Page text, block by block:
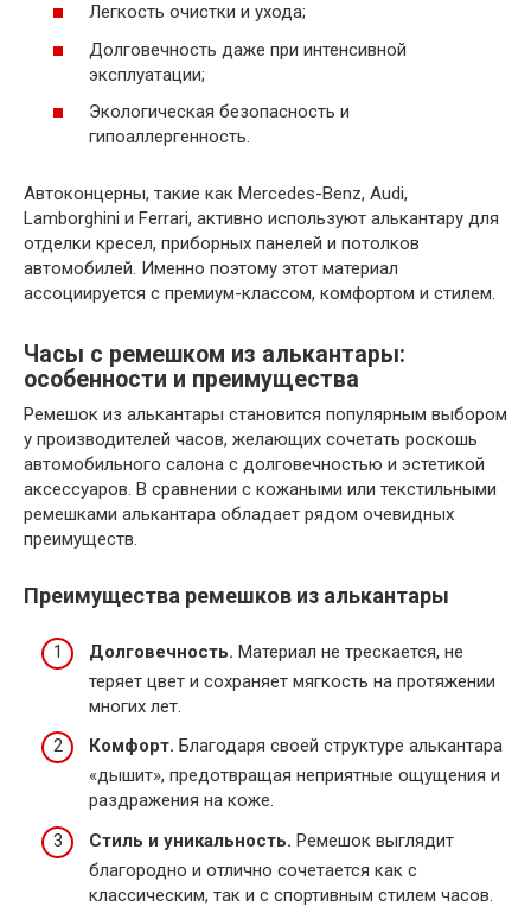
Легкость очистки и ухода;
Долговечность даже при интенсивной
эксплуатации;
Экологическая безопасность и
гипоаллергенность.
Автоконцерны, такие как Mercedes-Benz, Audi,
Lamborghini и Ferrari, активно используют алькантару для
отделки кресел, приборных панелей и потолков
автомобилей. Именно поэтому этот материал
ассоциируется с премиум-классом, комфортом и стилем.
Часы с ремешком из алькантары:
особенности и преимущества
Ремешок из алькантары становится популярным выбором
у производителей часов, желающих сочетать роскошь
автомобильного салона с долговечностью и эстетикой
аксессуаров. В сравнении с кожаными или текстильными
ремешками алькантара обладает рядом очевидных
преимуществ.
Преимущества ремешков из алькантары
Долговечность. Материал не трескается, не
теряет цвет и сохраняет мягкость на протяжении
многих лет.
Комфорт. Благодаря своей структуре алькантара
«дышит», предотвращая неприятные ощущения и
раздражения на коже.
Стиль и уникальность. Ремешок выглядит
благородно и отлично сочетается как с
классическим, так и с спортивным стилем часов.